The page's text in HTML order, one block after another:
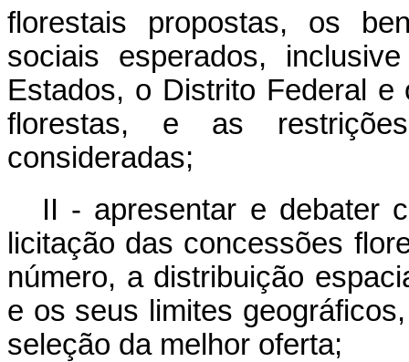
florestais propostas, os
sociais esperados,
Estados, o Distrito Federal
florestas, e as
consideradas;
II - apresentar e debater
licitação das concessões
número, a distribuição
e os seus limites
seleção da melhor oferta;